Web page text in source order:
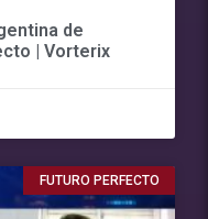
de
| Vorterix
FUTURO PERFECTO